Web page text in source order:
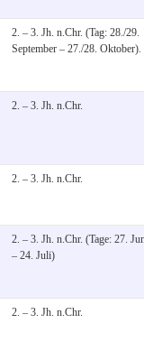
2. – 3. Jh. n.Chr. (Tag: 28./29.
September – 27./28. Oktober).
2. – 3. Jh. n.Chr.
2. – 3. Jh. n.Chr.
2. – 3. Jh. n.Chr. (Tage: 27.
– 24. Juli)
2. – 3. Jh. n.Chr.